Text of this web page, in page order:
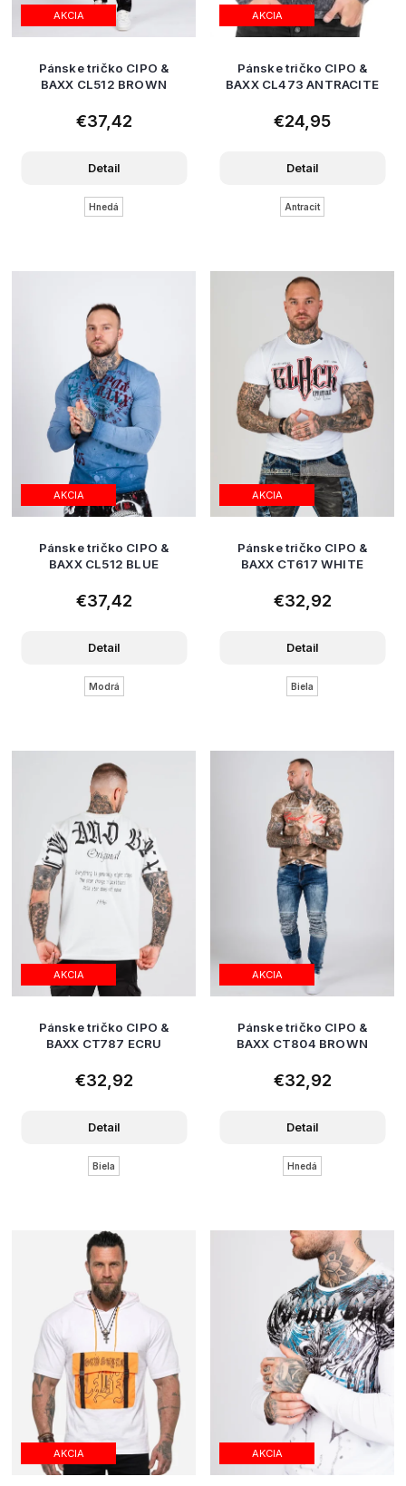
AKCIA
Pánske tričko CIPO &
BAXX CL512 BROWN
€37,42
Detail
Hnedá
AKCIA
Pánske tričko CIPO &
BAXX CL473 ANTRACITE
€24,95
Detail
Antracit
AKCIA
Pánske tričko CIPO &
BAXX CL512 BLUE
€37,42
Detail
Modrá
AKCIA
Pánske tričko CIPO &
BAXX CT617 WHITE
€32,92
Detail
Biela
AKCIA
Pánske tričko CIPO &
BAXX CT787 ECRU
€32,92
Detail
Biela
AKCIA
Pánske tričko CIPO &
BAXX CT804 BROWN
€32,92
Detail
Hnedá
AKCIA AKCIA